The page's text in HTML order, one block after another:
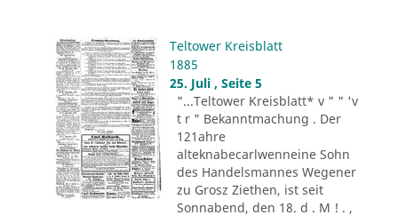
Teltower Kreisblatt
1885
25. Juli , Seite 5
"...Teltower Kreisblatt* v " " 'v
t r " Bekanntmachung . Der
121ahre
alteknabecarlwenneine Sohn
des Handelsmannes Wegener
zu Grosz Ziethen, ist seit
Sonnabend, den 18. d . M ! . ,